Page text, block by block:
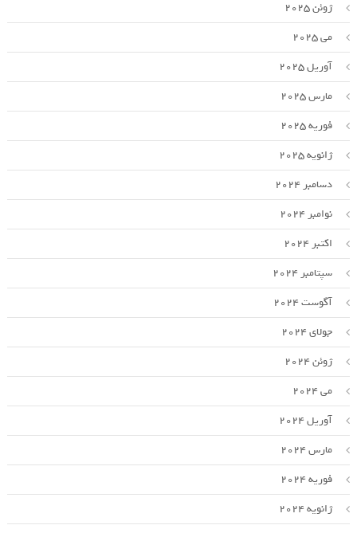
ژوئن 2025
می 2025
آوریل 2025
مارس 2025
فوریه 2025
ژانویه 2025
دسامبر 2024
نوامبر 2024
اکتبر 2024
سپتامبر 2024
آگوست 2024
جولای 2024
ژوئن 2024
می 2024
آوریل 2024
مارس 2024
فوریه 2024
ژانویه 2024